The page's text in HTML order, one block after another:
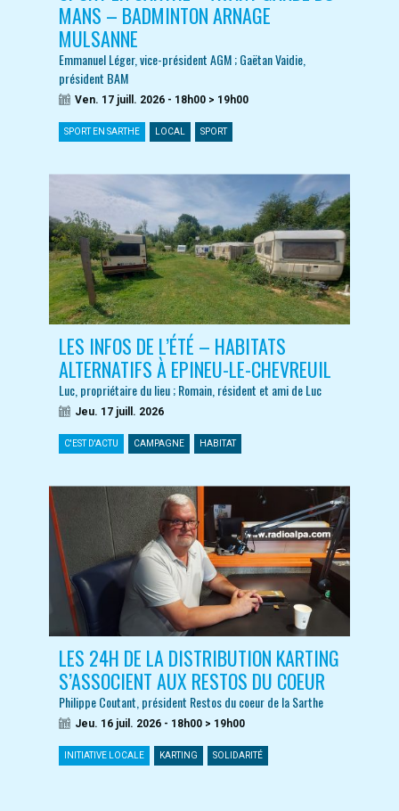
MANS – BADMINTON ARNAGE
MULSANNE
Emmanuel Léger, vice-président AGM ; Gaëtan Vaidie,
président BAM
Ven. 17 juill. 2026 - 18h00 > 19h00
SPORT EN SARTHE LOCAL SPORT
LES INFOS DE L’ÉTÉ – HABITATS
ALTERNATIFS À EPINEU-LE-CHEVREUIL
Luc, propriétaire du lieu ; Romain, résident et ami de Luc
Jeu. 17 juill. 2026
C'EST D'ACTU CAMPAGNE HABITAT
LES 24H DE LA DISTRIBUTION KARTING
S’ASSOCIENT AUX RESTOS DU COEUR
Philippe Coutant, président Restos du coeur de la Sarthe
Jeu. 16 juil. 2026 - 18h00 > 19h00
INITIATIVE LOCALE KARTING SOLIDARITÉ